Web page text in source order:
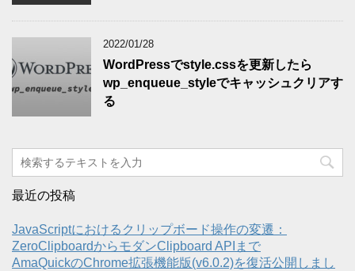
2022/01/28
WordPressでstyle.cssを更新したら
wp_enqueue_styleでキャッシュクリアす
る
最近の投稿
JavaScriptにおけるクリップボード操作の変遷：
ZeroClipboardからモダンClipboard APIまで
AmaQuickのChrome拡張機能版(v6.0.2)を復活公開しまし